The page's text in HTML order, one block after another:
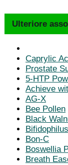
Ulteriore
Caprylic
Prostate
5-HTP
Achieve
AG-X
Bee Pollen
Black
Bon-C
Boswellia
Breath